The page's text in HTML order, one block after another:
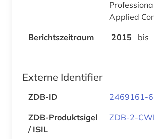
Applied
Berichtszeitraum
2015 bis
Externe Identifier
ZDB-ID
2469161-6
ZDB-Produktsigel
/ ISIL
ZDB-2-